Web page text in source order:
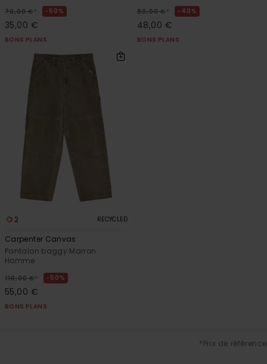
70,00 € 50%
35,00 €
BONS PLANS
80,00 € 40%
48,00 €
BONS PLANS
2 RECYCLED
Carpenter Canvas
Pantalon baggy Marron
Homme
110,00 € 50%
55,00 €
BONS PLANS
*Prix de référence